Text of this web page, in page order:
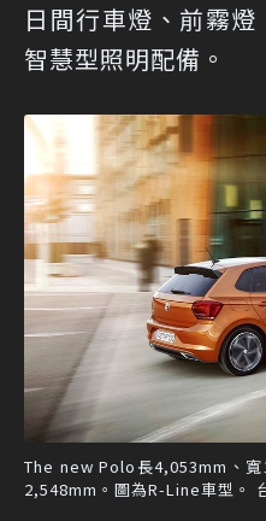
日間行車燈、前霧
智慧型照明配備。
The new Polo長4,053mm、
2,548mm。圖為R-Line車型。